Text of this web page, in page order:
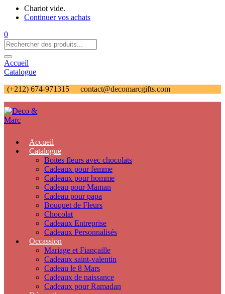
Chariot vide.
Continuer vos achats
0
Accueil
Catalogue
(+212) 674-971315
contact@decomarcgifts.com
Accueil
Catalogue
Boites fleurs avec chocolats
Cadeaux pour femme
Cadeaux pour homme
Cadeau pour Maman
Cadeau pour papa
Bouquet de Fleurs
Chocolat
Cadeaux Entreprise
Cadeaux Personnalisés
Occassion
Mariage et Fiançaille
Cadeaux saint-valentin
Cadeau le 8 Mars
Cadeaux de naissance
Cadeaux pour Ramadan